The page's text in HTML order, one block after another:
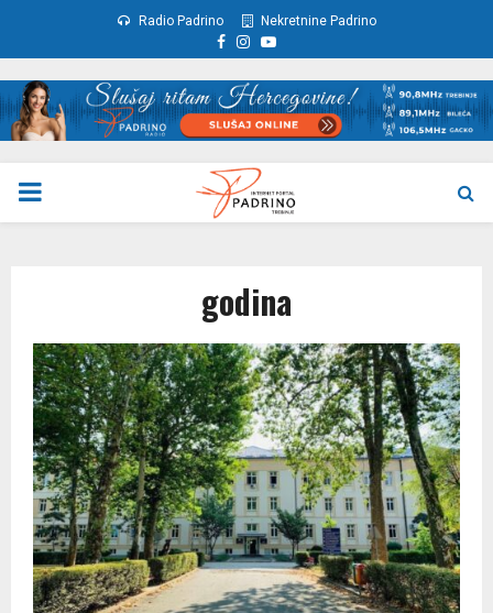
Radio Padrino Nekretnine Padrino
Facebook
Instagram
Youtube
PRIMARY
godina